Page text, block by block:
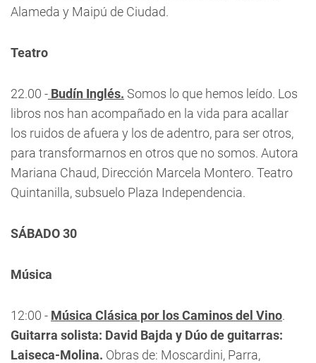
Alameda y Maipú de Ciudad.
Teatro
22.00 - Budín Inglés. Somos lo que hemos leído. Los
libros nos han acompañado en la vida para acallar
los ruidos de afuera y los de adentro, para ser otros,
para transformarnos en otros que no somos. Autora
Mariana Chaud, Dirección Marcela Montero. Teatro
Quintanilla, subsuelo Plaza Independencia.
SÁBADO 30
Música
12:00 - Música Clásica por los Caminos del Vino.
Guitarra solista: David Bajda y Dúo de guitarras:
Laiseca-Molina. Obras de: Moscardini, Parra,